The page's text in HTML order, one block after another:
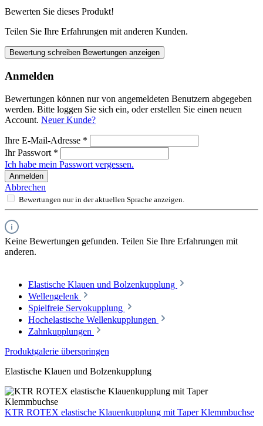
Bewerten Sie dieses Produkt!
Teilen Sie Ihre Erfahrungen mit anderen Kunden.
Bewertung schreiben Bewertungen anzeigen
Anmelden
Bewertungen können nur von angemeldeten Benutzern abgegeben
werden. Bitte loggen Sie sich ein, oder erstellen Sie einen neuen
Account. Neuer Kunde?
Ihre E-Mail-Adresse *
Ihr Passwort *
Ich habe mein Passwort vergessen.
Anmelden
Abbrechen
Bewertungen nur in der aktuellen Sprache anzeigen.
Keine Bewertungen gefunden. Teilen Sie Ihre Erfahrungen mit
anderen.
Elastische Klauen und Bolzenkupplung
Wellengelenk
Spielfreie Servokupplung
Hochelastische Wellenkupplungen
Zahnkupplungen
Produktgalerie überspringen
Elastische Klauen und Bolzenkupplung
KTR ROTEX elastische Klauenkupplung mit Taper Klemmbuchse